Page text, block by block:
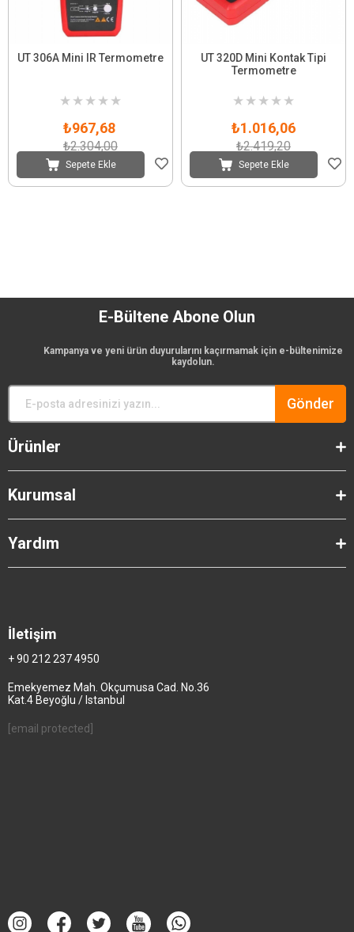
UT 306A Mini IR Termometre
★ ★ ★ ★ ★
₺967,68
₺2.304,00
Sepete Ekle
UT 320D Mini Kontak Tipi
Termometre
★ ★ ★ ★ ★
₺1.016,06
₺2.419,20
Sepete Ekle
E-Bültene Abone Olun
Kampanya ve yeni ürün duyurularını kaçırmamak için e-bültenimize
kaydolun.
Gönder
Ürünler
Kurumsal
Yardım
İletişim
+ 90 212 237 4950
Emekyemez Mah. Okçumusa Cad. No.36
Kat.4 Beyoğlu / Istanbul
[email protected]